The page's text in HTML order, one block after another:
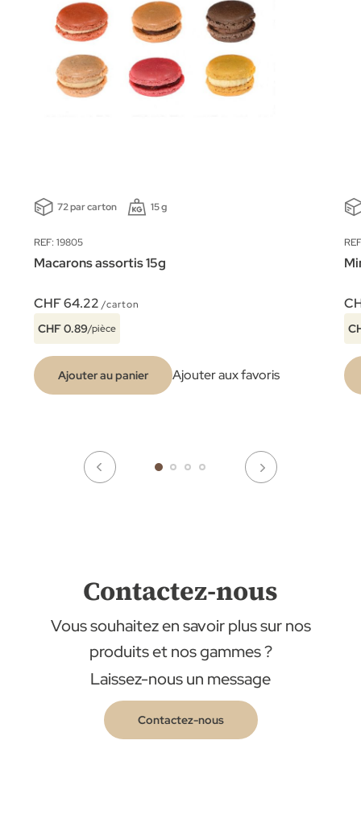
72 par carton 15 g
REF: 19805
Macarons assortis 15g
CHF 64.22 /carton
CHF 0.89/pièce
Ajouter au panier Ajouter aux favoris
Contactez-nous
Vous souhaitez en savoir plus sur nos
produits et nos gammes ?
Laissez-nous un message
Contactez-nous